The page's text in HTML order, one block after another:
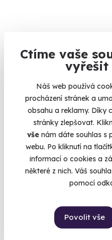
Ctíme vaše
vyřešit
Náš web používá
procházení stránek a
obsahu a reklamy. Díky
stránky zlepšovat.
vše nám dáte souhlas s
webu. Po kliknutí na
informací o cookies a
některé z nich. Váš
pomocí
Povolit vše
Jízda v Hyundai na
Vyzkoušejte Hyundai i20 N či
Slovakia Ring (Orechová
(+ 4 další lokality)
1 790 Kč
Volný termín už 14. 08.